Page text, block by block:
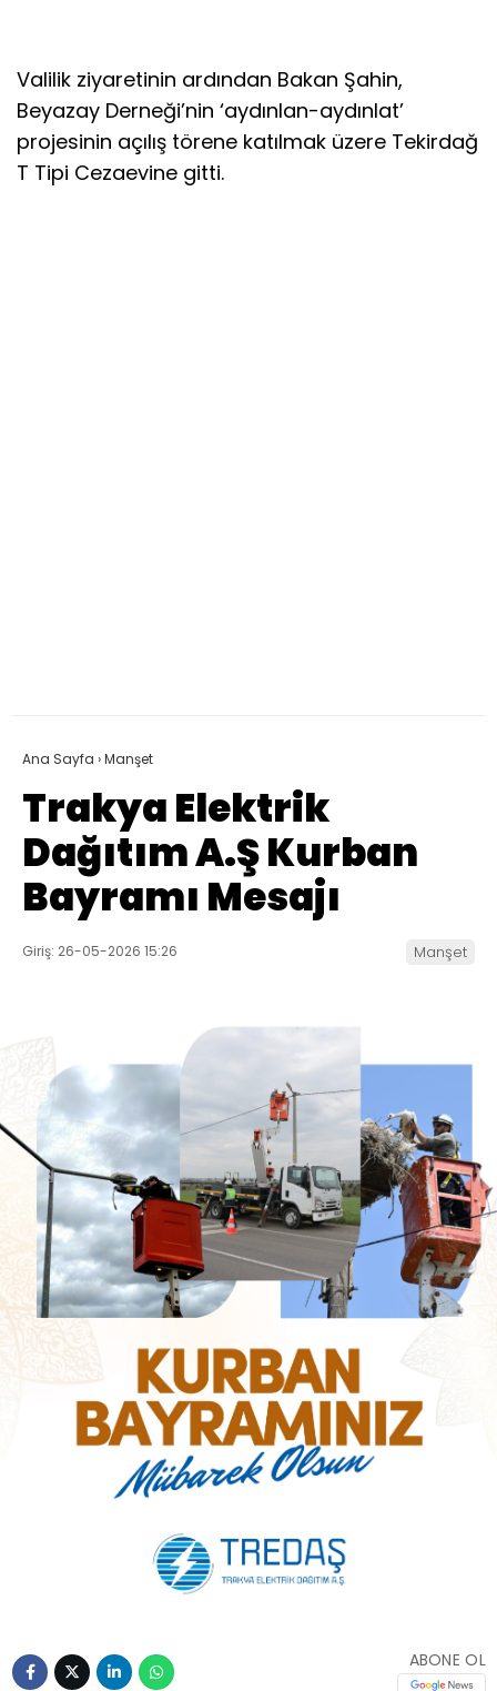
Valilik ziyaretinin ardından Bakan Şahin,
Beyazay Derneği’nin ‘aydınlan-aydınlat’
projesinin açılış törene katılmak üzere Tekirdağ
T Tipi Cezaevine gitti.
Ana Sayfa ›Manşet
Trakya Elektrik
Dağıtım A.Ş Kurban
Bayramı Mesajı
Giriş: 26-05-2026 15:26 Manşet
ABONE OL